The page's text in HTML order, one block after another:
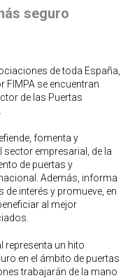
seguro
de toda España,
FIMPA se encuentran
de las Puertas
fomenta y
sector empresarial, de la
de puertas y
Además, informa
interés y promueve, en
al mejor
representa un hito
en el ámbito de puertas
trabajarán de la mano